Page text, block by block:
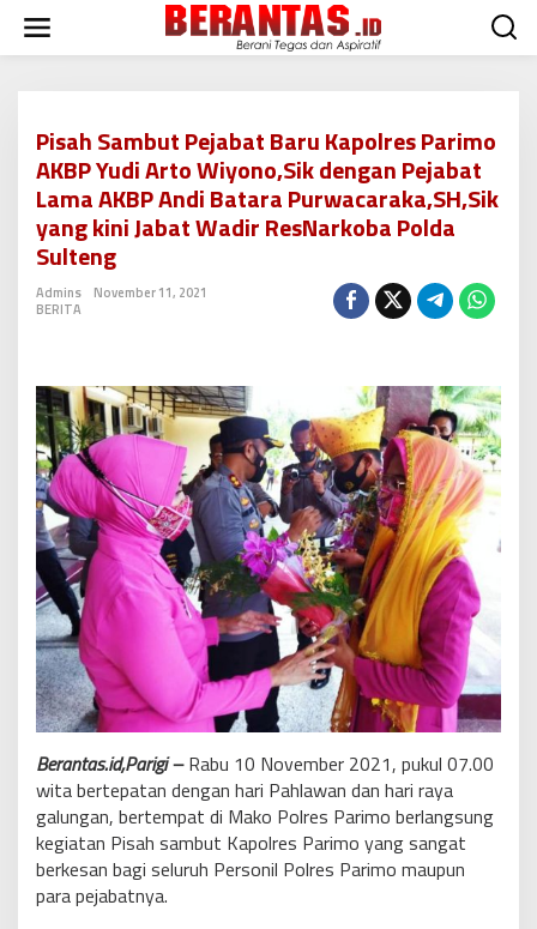
w
Pisah Sambut Pejabat Baru Kapolres Parimo
AKBP Yudi Arto Wiyono,Sik dengan Pejabat
Lama AKBP Andi Batara Purwacaraka,SH,Sik
yang kini Jabat Wadir ResNarkoba Polda
Sulteng
Admins
November 11, 2021
BERITA
Berantas.id,Parigi –Rabu 10 November 2021, pukul 07.00
wita bertepatan dengan hari Pahlawan dan hari raya
galungan, bertempat di Mako Polres Parimo berlangsung
kegiatan Pisah sambut Kapolres Parimo yang sangat
berkesan bagi seluruh Personil Polres Parimo maupun
para pejabatnya.